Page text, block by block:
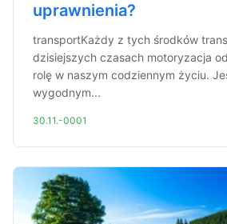
uprawnienia?
transportKażdy z tych środków
dzisiejszych czasach motoryzacja
rolę w naszym codziennym życiu.
wygodnym...
30.11.-0001